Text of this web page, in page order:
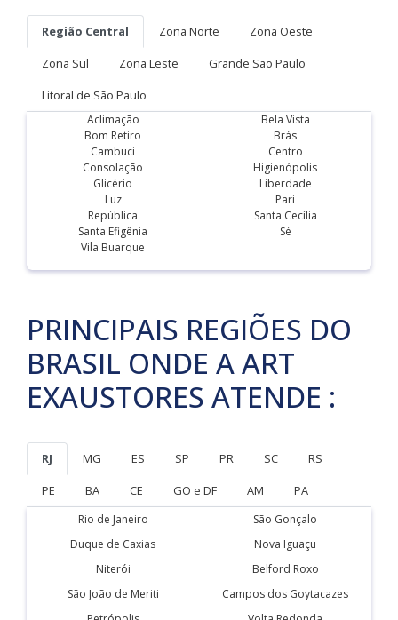
Região Central Zona Norte
Zona Oeste
Zona Sul
Zona Leste
Grande São Paulo
Litoral de São Paulo
Aclimação
Bela Vista
Bom Retiro
Brás
Cambuci
Centro
Consolação
Higienópolis
Glicério
Liberdade
Luz
Pari
República
Santa Cecília
Santa Efigênia
Sé
Vila Buarque
PRINCIPAIS REGIÕES DO
BRASIL ONDE A ART
EXAUSTORES ATENDE :
RJ MG ES SP PR SC
RS
PE
BA CE GO e DF AM PA
Rio de Janeiro
São Gonçalo
Duque de Caxias
Nova Iguaçu
Niterói
Belford Roxo
São João de Meriti
Campos dos Goytacazes